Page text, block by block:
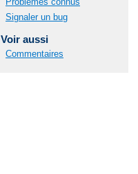
Signaler un bug
Voir aussi
Commentaires